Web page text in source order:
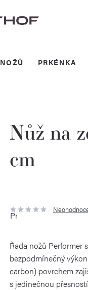
PRKÉNKA
Nůž na
cm
Průměrné
hodnocení
0,0
z
5
hvězdiček.
Řada nožů Performer
bezpodmínečný
carbon) povrchem
s jedinečnou